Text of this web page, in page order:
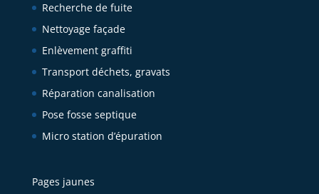
Recherche de fuite
Nettoyage façade
Enlèvement graffiti
Transport déchets, gravats
Réparation canalisation
Pose fosse septique
Micro station d’épuration
Pages jaunes